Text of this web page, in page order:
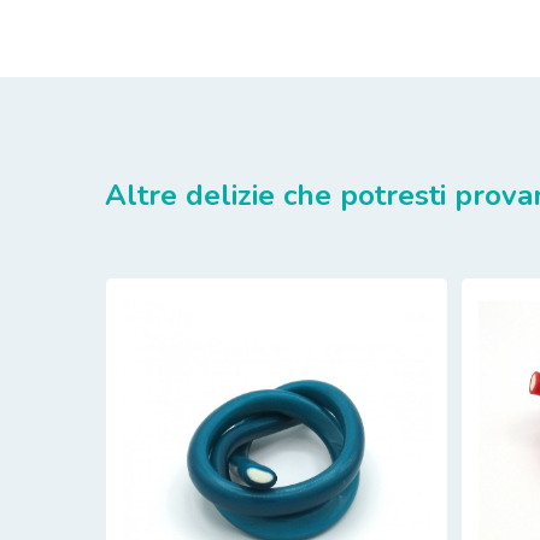
Altre delizie che potresti